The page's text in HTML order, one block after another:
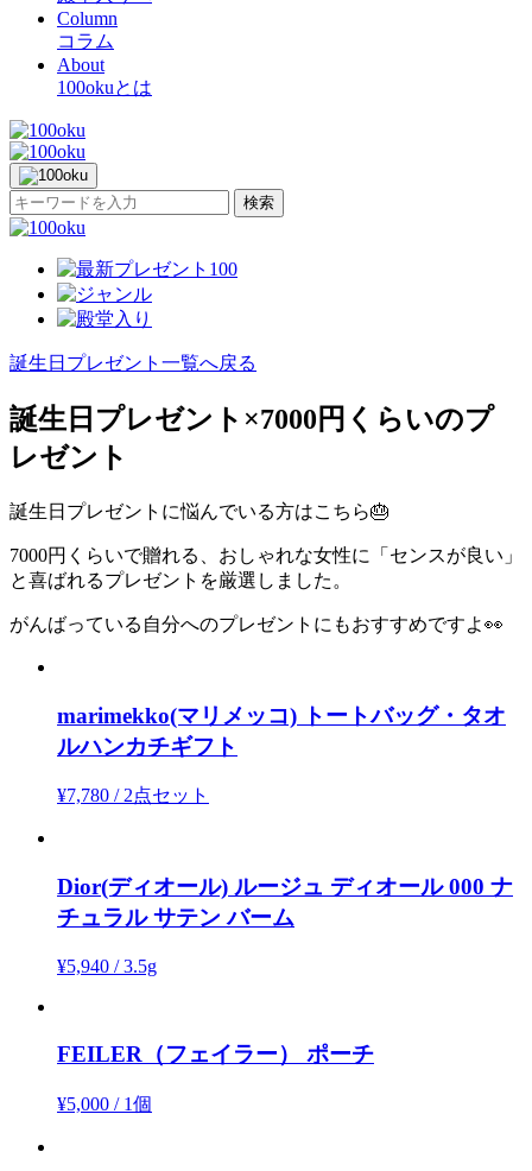
Column
コラム
About
100okuとは
検索
誕生日プレゼント一覧へ戻る
誕生日プレゼント×7000円くらいのプ
レゼント
誕生日プレゼントに悩んでいる方はこちら🎂
7000円くらいで贈れる、おしゃれな女性に「センスが良い」
と喜ばれるプレゼントを厳選しました。
がんばっている自分へのプレゼントにもおすすめですよ👀
marimekko(マリメッコ) トートバッグ・タオ
ルハンカチギフト
¥7,780 / 2点セット
Dior(ディオール) ルージュ ディオール 000 ナ
チュラル サテン バーム
¥5,940 /3.5g
FEILER（フェイラー） ポーチ
¥5,000 / 1個